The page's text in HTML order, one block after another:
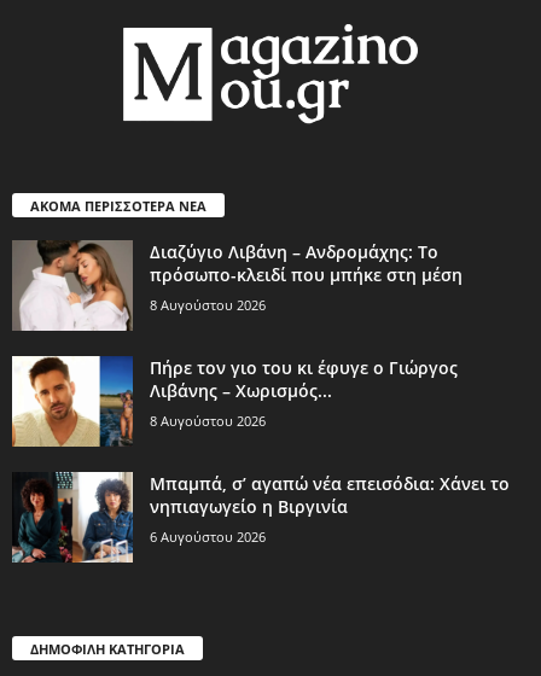
ΑΚΟΜΑ ΠΕΡΙΣΣΟΤΕΡΑ ΝΕΑ
Διαζύγιο Λιβάνη – Ανδρομάχης: Το
πρόσωπο-κλειδί που μπήκε στη μέση
8 Αυγούστου 2026
Πήρε τον γιο του κι έφυγε ο Γιώργος
Λιβάνης – Χωρισμός...
8 Αυγούστου 2026
Μπαμπά, σ’ αγαπώ νέα επεισόδια: Χάνει το
νηπιαγωγείο η Βιργινία
6 Αυγούστου 2026
ΔΗΜΟΦΙΛΗ ΚΑΤΗΓΟΡΙΑ